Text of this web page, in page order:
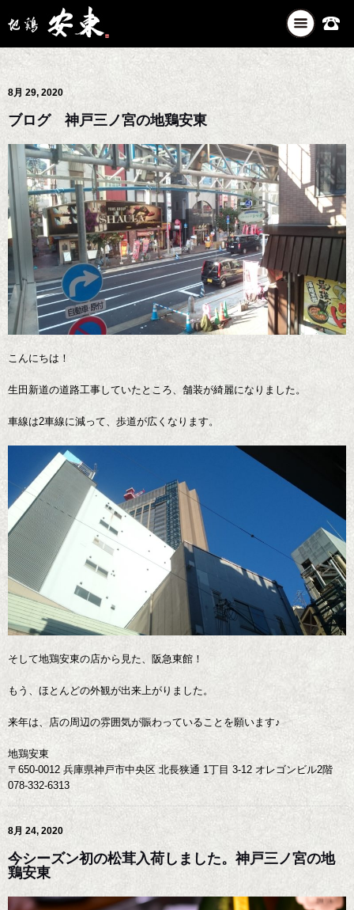
ナ
ビ
ゲ
シ
を
り
替
え
8月 29, 2020
ブログ 神戸三ノ宮の地鶏安東
こんにちは！
生田新道の道路工事していたところ、舗装が綺麗になりました。
車線は2車線に減って、歩道が広くなります。
そして地鶏安東の店から見た、阪急東館！
もう、ほとんどの外観が出来上がりました。
来年は、店の周辺の雰囲気が賑わっていることを願います♪
地鶏安東
〒650-0012 兵庫県神戸市中央区 北長狭通 1丁目 3-12 オレゴンビル2階
078-332-6313
8月 24, 2020
今シーズン初の松茸入荷しました。神戸三ノ宮の地
鶏安東